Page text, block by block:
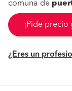
comuna de
¡Pide
¿Eres un